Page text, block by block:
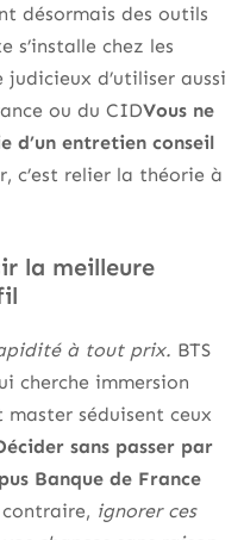
désormais des outils
s’installe chez les
d’utiliser aussi
ou du CIDVous ne
d’un entretien conseil
c’est relier la théorie à
la meilleure
à tout prix. BTS
cherche immersion
séduisent ceux
sans passer par
Banque de France
ignorer ces